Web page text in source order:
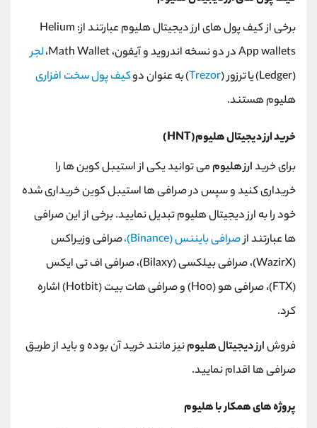
برخی از کیف پول های ارز دیجیتال هلیوم عبارتند از: Helium
App wallets در دو نسخه اندروید و آیفون، Math Wallet،
لجر
(Ledger) یا ترزور (
Trezor) به عنوان دوکیف پول سخت افزاری
هلیوم هستند.
خرید ارز دیجیتال هلیوم(HNT)
برای خریدارز هلیوممی توانید یکی از استیبل کوین ها را
خریداری کنید و سپس در صرافی ها استیبل کوین خریداری شده
خود را به ارز دیجیتال هلیوم تبدیل نمایید. برخی از این صرافی
ها عبارتند ازصرافی بایننس (Binance)،
صرافی وزیراکس
(WazirX)، صرافی بیلکسی (Bilaxy)، صرافی اف تی ایکس
(FTX)، صرافی هو (Hoo) و صرافی هات بیت (Hotbit) اشاره
کرد.
فروشارز دیجیتال هلیومنیز مانند خرید آن بوده و باید از طریق
صرافی ها اقدام نمایید.
پروژه های همکار با هلیوم